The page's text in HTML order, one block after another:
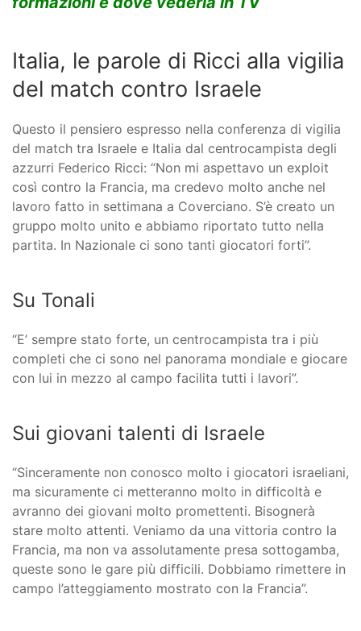
Italia, le parole di Ricci alla vigilia
del match contro Israele
Questo il pensiero espresso nella conferenza di vigilia
del match tra Israele e Italia dal centrocampista degli
azzurri Federico Ricci: “Non mi aspettavo un exploit
così contro la Francia, ma credevo molto anche nel
lavoro fatto in settimana a Coverciano. S’è creato un
gruppo molto unito e abbiamo riportato tutto nella
partita. In Nazionale ci sono tanti giocatori forti”.
Su Tonali
“E’ sempre stato forte, un centrocampista tra i più
completi che ci sono nel panorama mondiale e giocare
con lui in mezzo al campo facilita tutti i lavori”.
Sui giovani talenti di Israele
“Sinceramente non conosco molto i giocatori israeliani,
ma sicuramente ci metteranno molto in difficoltà e
avranno dei giovani molto promettenti. Bisognerà
stare molto attenti. Veniamo da una vittoria contro la
Francia, ma non va assolutamente presa sottogamba,
queste sono le gare più difficili. Dobbiamo rimettere in
campo l’atteggiamento mostrato con la Francia”.